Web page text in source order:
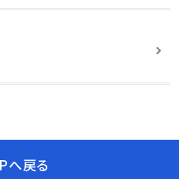
へ戻る